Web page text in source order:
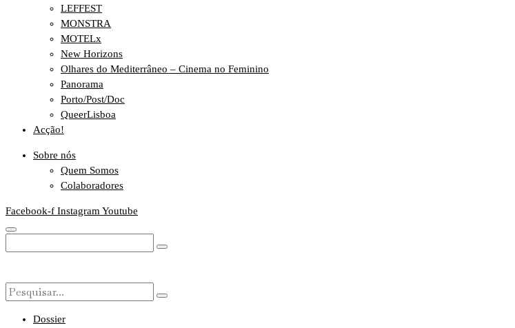
LEFFEST
MONSTRA
MOTELx
New Horizons
Olhares do Mediterrâneo – Cinema no Feminino
Panorama
Porto/Post/Doc
QueerLisboa
Acção!
Sobre nós
Quem Somos
Colaboradores
Facebook-f Instagram Youtube
Dossier